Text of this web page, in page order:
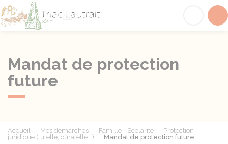
Mandat de protection
future
Accueil Mes démarches Famille - Scolarité
Protection
juridique (tutelle, curatelle...)
Mandat de protection future